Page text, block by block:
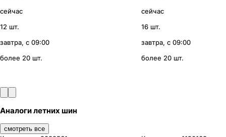
сейчас
12 шт.
завтра, с 09:00
более 20 шт.
сейчас
16 шт.
завтра, с 09:00
более 20 шт.
Аналоги летних шин
смотреть все